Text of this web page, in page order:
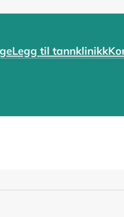
Legg til tannklinikk